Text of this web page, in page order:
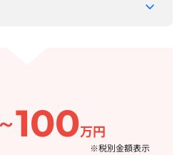
～100万円
※税別金額表示​